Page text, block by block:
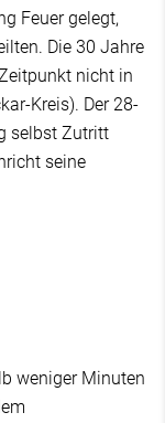
Feuer gelegt,
Die 30 Jahre
nicht in
Kreis). Der 28-
selbst Zutritt
seine
weniger Minuten